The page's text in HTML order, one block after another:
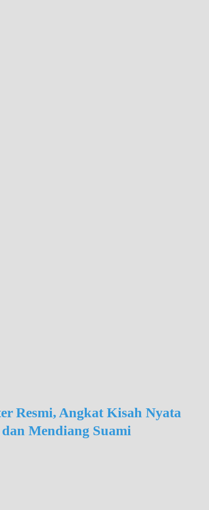
Resmi, Angkat Kisah Nyata
Mendiang Suami